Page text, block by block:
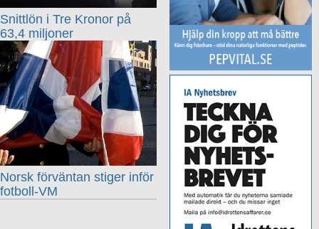
Snittlön i Tre Kronor på
63,4 miljoner
Norsk förväntan stiger inför
fotboll-VM